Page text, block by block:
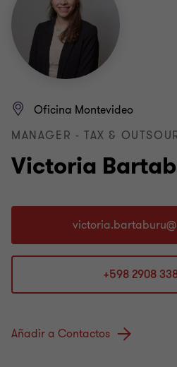
Victoria
Oficina Montevideo
MANAGER - TAX &
+598 2908
Añadir a Contactos